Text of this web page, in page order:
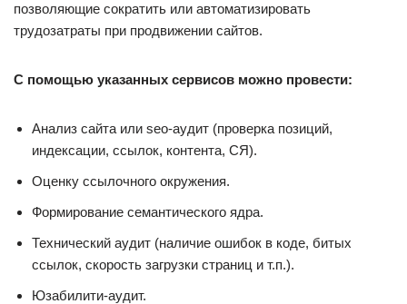
позволяющие сократить или автоматизировать
трудозатраты при продвижении сайтов.
С помощью указанных сервисов можно провести:
Анализ сайта или seo-аудит (проверка позиций,
индексации, ссылок, контента, СЯ).
Оценку ссылочного окружения.
Формирование семантического ядра.
Технический аудит (наличие ошибок в коде, битых
ссылок, скорость загрузки страниц и т.п.).
Юзабилити-аудит.